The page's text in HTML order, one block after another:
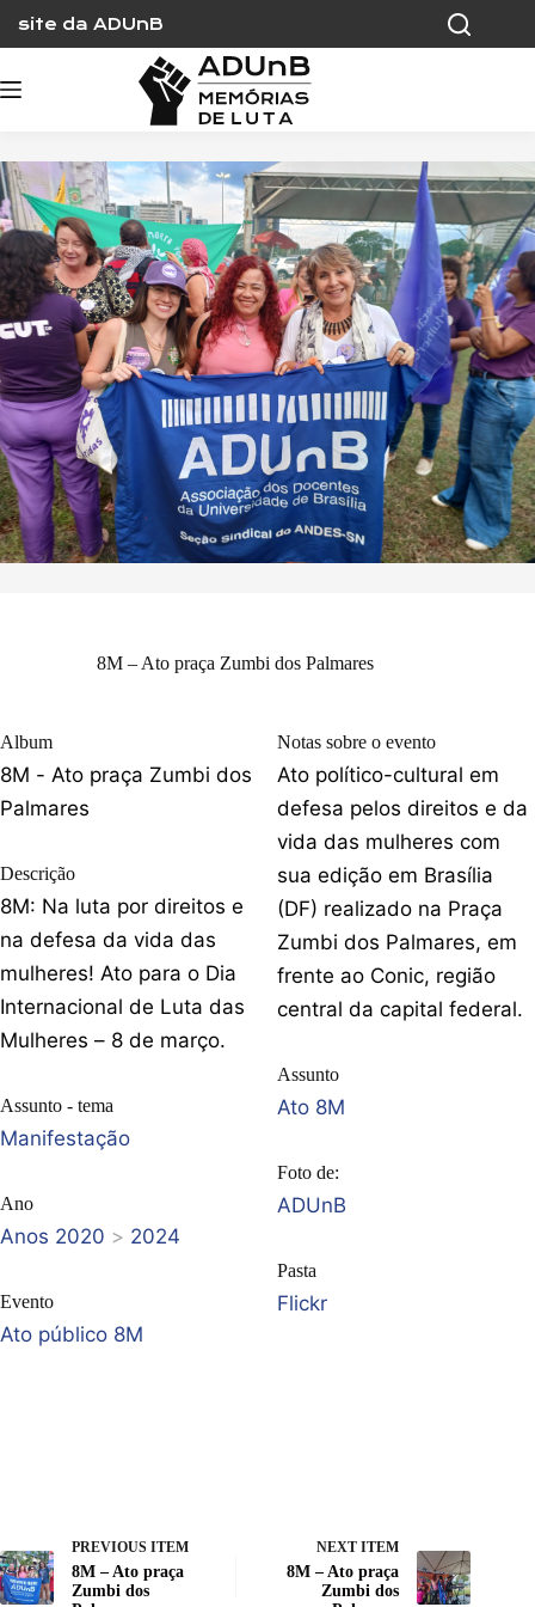
content
site da ADUnB
8M – Ato praça Zumbi dos Palmares
Album
8M - Ato praça Zumbi dos
Palmares
Descrição
8M: Na luta por direitos e
na defesa da vida das
mulheres! Ato para o Dia
Internacional de Luta das
Mulheres – 8 de março.
Assunto - tema
Manifestação
Ano
Anos 2020 > 2024
Evento
Ato público 8M
Notas sobre o evento
Ato político-cultural em
defesa pelos direitos e da
vida das mulheres com
sua edição em Brasília
(DF) realizado na Praça
Zumbi dos Palmares, em
frente ao Conic, região
central da capital federal.
Assunto
Ato 8M
Foto de:
ADUnB
Pasta
Flickr
PREVIOUS ITEM
8M – Ato praça
Zumbi dos
NEXT ITEM
8M – Ato praça
Zumbi dos